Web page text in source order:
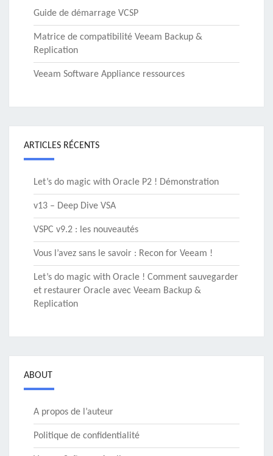
Guide de démarrage VCSP
Matrice de compatibilité Veeam Backup &
Replication
Veeam Software Appliance ressources
ARTICLES RÉCENTS
Let’s do magic with Oracle P2 ! Démonstration
v13 – Deep Dive VSA
VSPC v9.2 : les nouveautés
Vous l’avez sans le savoir : Recon for Veeam !
Let’s do magic with Oracle ! Comment sauvegarder
et restaurer Oracle avec Veeam Backup &
Replication
ABOUT
A propos de l’auteur
Politique de confidentialité